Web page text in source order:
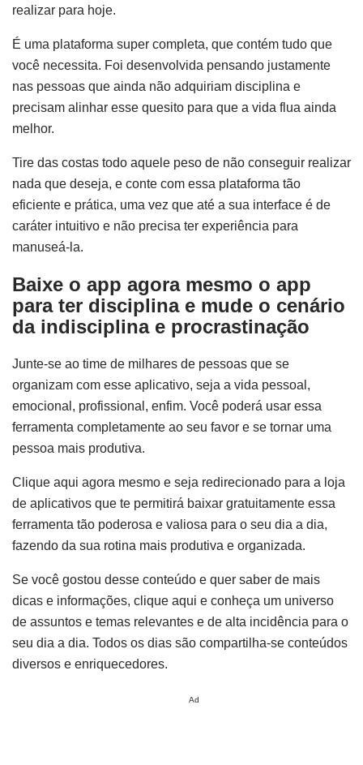
realizar para hoje.
É uma plataforma super completa, que contém tudo que
você necessita. Foi desenvolvida pensando justamente
nas pessoas que ainda não adquiriam disciplina e
precisam alinhar esse quesito para que a vida flua ainda
melhor.
Tire das costas todo aquele peso de não conseguir realizar
nada que deseja, e conte com essa plataforma tão
eficiente e prática, uma vez que até a sua interface é de
caráter intuitivo e não precisa ter experiência para
manuseá-la.
Baixe o app agora mesmo o app
para ter disciplina e mude o cenário
da indisciplina e procrastinação
Junte-se ao time de milhares de pessoas que se
organizam com esse aplicativo, seja a vida pessoal,
emocional, profissional, enfim. Você poderá usar essa
ferramenta completamente ao seu favor e se tornar uma
pessoa mais produtiva.
Clique aqui agora mesmo e seja redirecionado para a loja
de aplicativos que te permitirá baixar gratuitamente essa
ferramenta tão poderosa e valiosa para o seu dia a dia,
fazendo da sua rotina mais produtiva e organizada.
Se você gostou desse conteúdo e quer saber de mais
dicas e informações, clique aqui e conheça um universo
de assuntos e temas relevantes e de alta incidência para o
seu dia a dia. Todos os dias são compartilha-se conteúdos
diversos e enriquecedores.
Ad